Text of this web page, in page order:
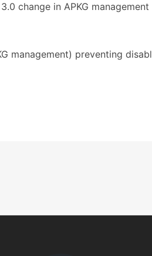
change in APKG management
management) preventing